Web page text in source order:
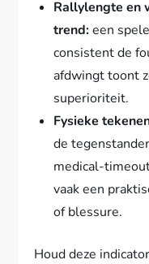
Rallylengte en
trend:een
consistent de
afdwingt toont
superioriteit.
Fysieke
de
medical-
vaak een
of blessure.
Houd deze